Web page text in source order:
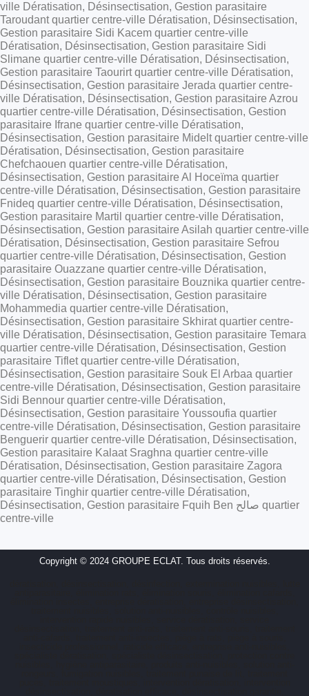
ville Dératisation, Désinsectisation, Gestion parasitaire
Taroudant quartier centre-ville Dératisation, Désinsectisation,
Gestion parasitaire Sidi Kacem quartier centre-ville
Dératisation, Désinsectisation, Gestion parasitaire Sidi
Slimane quartier centre-ville Dératisation, Désinsectisation,
Gestion parasitaire Taourirt quartier centre-ville Dératisation,
Désinsectisation, Gestion parasitaire Jerada quartier centre-
ville Dératisation, Désinsectisation, Gestion parasitaire Azrou
quartier centre-ville Dératisation, Désinsectisation, Gestion
parasitaire Ifrane quartier centre-ville Dératisation,
Désinsectisation, Gestion parasitaire Midelt quartier centre-ville
Dératisation, Désinsectisation, Gestion parasitaire
Chefchaouen quartier centre-ville Dératisation,
Désinsectisation, Gestion parasitaire Al Hoceïma quartier
centre-ville Dératisation, Désinsectisation, Gestion parasitaire
Fnideq quartier centre-ville Dératisation, Désinsectisation,
Gestion parasitaire Martil quartier centre-ville Dératisation,
Désinsectisation, Gestion parasitaire Asilah quartier centre-ville
Dératisation, Désinsectisation, Gestion parasitaire Sefrou
quartier centre-ville Dératisation, Désinsectisation, Gestion
parasitaire Ouazzane quartier centre-ville Dératisation,
Désinsectisation, Gestion parasitaire Bouznika quartier centre-
ville Dératisation, Désinsectisation, Gestion parasitaire
Mohammedia quartier centre-ville Dératisation,
Désinsectisation, Gestion parasitaire Skhirat quartier centre-
ville Dératisation, Désinsectisation, Gestion parasitaire Temara
quartier centre-ville Dératisation, Désinsectisation, Gestion
parasitaire Tiflet quartier centre-ville Dératisation,
Désinsectisation, Gestion parasitaire Souk El Arbaa quartier
centre-ville Dératisation, Désinsectisation, Gestion parasitaire
Sidi Bennour quartier centre-ville Dératisation,
Désinsectisation, Gestion parasitaire Youssoufia quartier
centre-ville Dératisation, Désinsectisation, Gestion parasitaire
Benguerir quartier centre-ville Dératisation, Désinsectisation,
Gestion parasitaire Kalaat Sraghna quartier centre-ville
Dératisation, Désinsectisation, Gestion parasitaire Zagora
quartier centre-ville Dératisation, Désinsectisation, Gestion
parasitaire Tinghir quartier centre-ville Dératisation,
Désinsectisation, Gestion parasitaire Fquih Ben صالح quartier
centre-ville
Copyright © 2024 GROUPE ECLAT. Tous droits réservés.